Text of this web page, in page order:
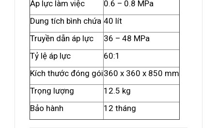
Áp lực làm việc
0.6 – 0.8 MPa
Dung tích bình chứa 40 lít
Truyền dẫn áp lực
36 – 48 MPa
Tỷ lệ áp lực
60:1
Kích thước đóng gói360 x 360 x 850 mm
Trọng lượng
12.5 kg
Bảo hành
12 tháng